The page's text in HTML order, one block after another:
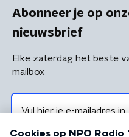
Abonneer je op
nieuwsbrief
Elke zaterdag het beste
mailbox